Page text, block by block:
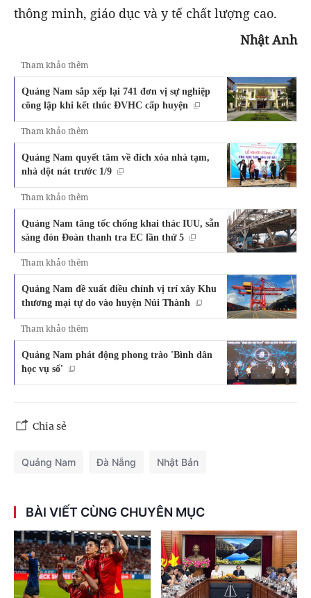
thông minh, giáo dục và y tế chất lượng cao.
Nhật Anh
Tham khảo thêm
Quảng Nam sắp xếp lại 741 đơn vị sự nghiệp
công lập khi kết thúc ĐVHC cấp huyện
Tham khảo thêm
Quảng Nam quyết tâm về đích xóa nhà tạm,
nhà dột nát trước 1/9
Tham khảo thêm
Quảng Nam tăng tốc chống khai thác IUU, sẵn
sàng đón Đoàn thanh tra EC lần thứ 5
Tham khảo thêm
Quảng Nam đề xuất điều chỉnh vị trí xây Khu
thương mại tự do vào huyện Núi Thành
Tham khảo thêm
Quảng Nam phát động phong trào 'Bình dân
học vụ số'
Chia sẻ
Quảng Nam Đà Nẵng Nhật Bản
BÀI VIẾT CÙNG CHUYÊN MỤC